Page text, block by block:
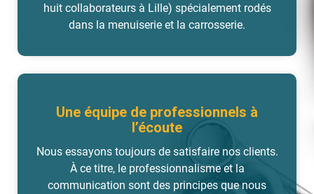
huit collaborateurs à Lille) spécialement rodés
dans la menuiserie et la carrosserie.
Une équipe de professionnels à
l’écoute
Nous essayons toujours de satisfaire nos clients.
À ce titre, le professionnalisme et la
communication sont des principes que nous